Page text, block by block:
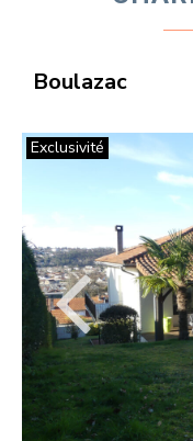
Boulazac
Exclusivité